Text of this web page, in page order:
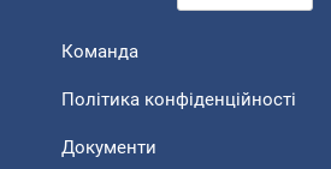
Команда
Політика конфіденційності
Документи